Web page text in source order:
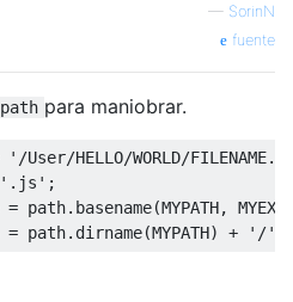
— SorinN
fuente
path para maniobrar.
'/User/HELLO/WORLD/
'.js' ;
= path. basename(MYPATH, MYEXT
= path. dirname(MYPATH) + '/'